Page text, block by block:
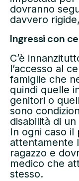
dovranno
davvero
Ingressi con
C’è
l’accesso al
famiglie che
quindi quelle
genitori o
sono
disabilità di
In ogni caso il
attentamente
ragazzo e
medico che
stesso.